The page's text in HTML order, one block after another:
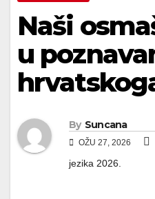
Naši
u
By Suncana
OŽU 27, 2026
jezika 2026.